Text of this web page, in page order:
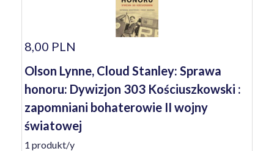
8,00 PLN
Olson Lynne, Cloud Stanley: Sprawa
honoru: Dywizjon 303 Kościuszkowski :
zapomniani bohaterowie II wojny
światowej
1 produkt/y